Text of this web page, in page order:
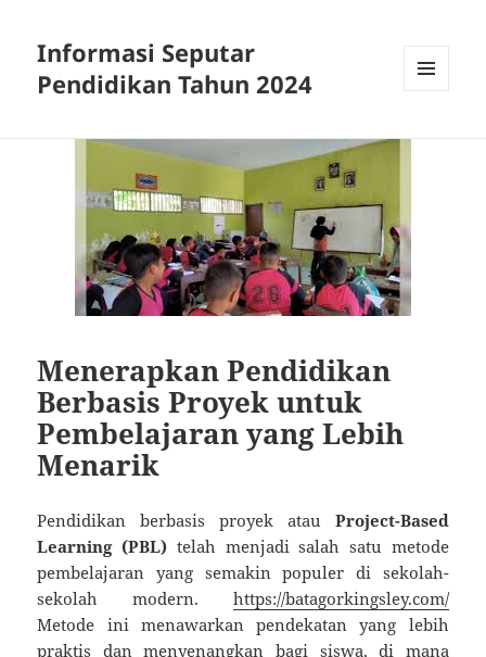
Informasi Seputar
Pendidikan Tahun 2024
WIDGETS
Menerapkan Pendidikan
Berbasis Proyek untuk
Pembelajaran yang Lebih
Menarik
Pendidikan berbasis proyek atau Project-Based
Learning (PBL) telah menjadi salah satu metode
pembelajaran yang semakin populer di sekolah-
sekolah modern. https://batagorkingsley.com/
Metode ini menawarkan pendekatan yang lebih
praktis dan menyenangkan bagi siswa, di mana